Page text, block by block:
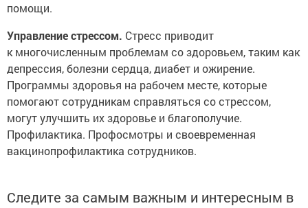
помощи.
Управление стрессом. Стресс приводит
к многочисленным проблемам со здоровьем, таким как
депрессия, болезни сердца, диабет и ожирение.
Программы здоровья на рабочем месте, которые
помогают сотрудникам справляться со стрессом,
могут улучшить их здоровье и благополучие.
Профилактика. Профосмотры и своевременная
вакцинопрофилактика сотрудников.
Следите за самым важным и интересным в